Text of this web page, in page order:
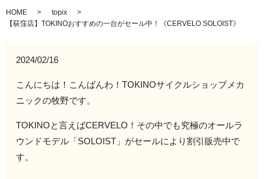
HOME
topix
【荻窪店】TOKINOおすすめの一台がセール中！《CERVELO SOLOIST》
2024/02/16
こんにちは！こんばんわ！TOKINOサイクルショップメカ
ニックの牧野です。
TOKINOと言えばCERVELO！その中でも究極のオールラ
ウンドモデル「SOLOIST」がセールにより割引販売中で
す。